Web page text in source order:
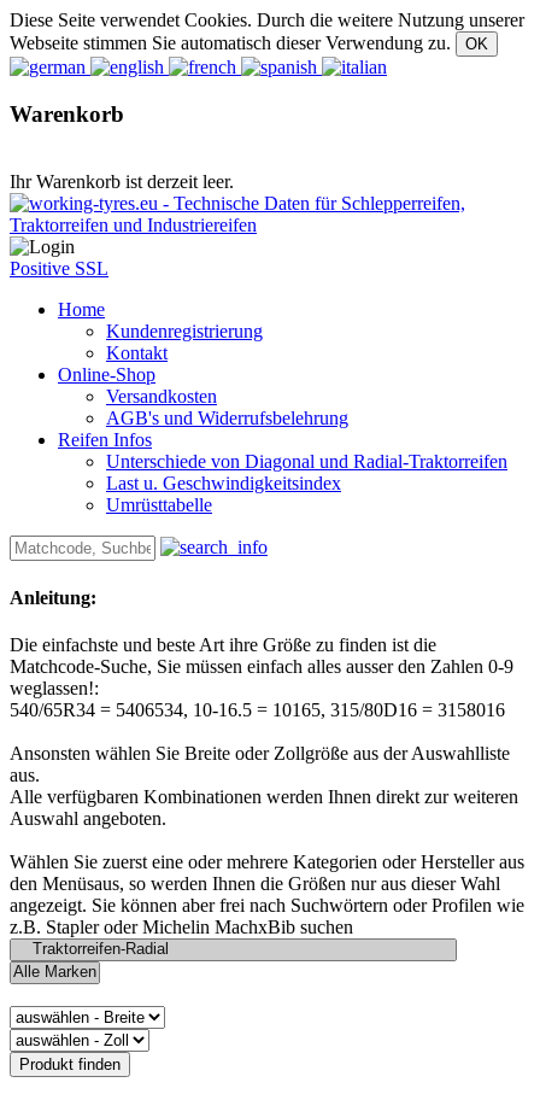
Diese Seite verwendet Cookies. Durch die weitere Nutzung unserer
Webseite stimmen Sie automatisch dieser Verwendung zu.
Warenkorb
Ihr Warenkorb ist derzeit leer.
Positive SSL
Home
Kundenregistrierung
Kontakt
Online-Shop
Versandkosten
AGB's und Widerrufsbelehrung
Reifen Infos
Unterschiede von Diagonal und Radial-Traktorreifen
Last u. Geschwindigkeitsindex
Umrüsttabelle
Anleitung:
Die einfachste und beste Art ihre Größe zu finden ist die
Matchcode-Suche, Sie müssen einfach alles ausser den Zahlen 0-9
weglassen!:
540/65R34 = 5406534, 10-16.5 = 10165, 315/80D16 = 3158016
Ansonsten wählen Sie Breite oder Zollgröße aus der Auswahlliste
aus.
Alle verfügbaren Kombinationen werden Ihnen direkt zur weiteren
Auswahl angeboten.
Wählen Sie zuerst eine oder mehrere Kategorien oder Hersteller aus
den Menüsaus, so werden Ihnen die Größen nur aus dieser Wahl
angezeigt. Sie können aber frei nach Suchwörtern oder Profilen wie
z.B. Stapler oder Michelin MachxBib suchen